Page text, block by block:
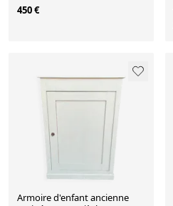
450 €
Armoire d'enfant ancienne